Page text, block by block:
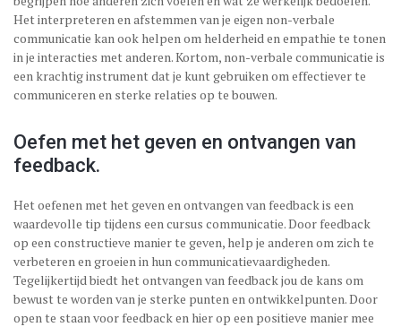
Het interpreteren en afstemmen van je eigen non-verbale
communicatie kan ook helpen om helderheid en empathie te tonen
in je interacties met anderen. Kortom, non-verbale communicatie is
een krachtig instrument dat je kunt gebruiken om effectiever te
communiceren en sterke relaties op te bouwen.
Oefen met het geven en ontvangen van
feedback.
Het oefenen met het geven en ontvangen van feedback is een
waardevolle tip tijdens een cursus communicatie. Door feedback
op een constructieve manier te geven, help je anderen om zich te
verbeteren en groeien in hun communicatievaardigheden.
Tegelijkertijd biedt het ontvangen van feedback jou de kans om
bewust te worden van je sterke punten en ontwikkelpunten. Door
open te staan voor feedback en hier op een positieve manier mee